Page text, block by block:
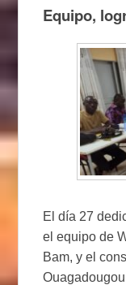
Equipo,
El día 27
el equipo de
Bam, y el